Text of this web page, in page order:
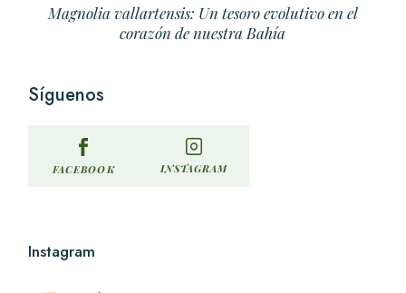
Magnolia vallartensis: Un tesoro evolutivo en el
corazón de nuestra Bahía
Síguenos
FACEBOOK INSTAGRAM
Instagram